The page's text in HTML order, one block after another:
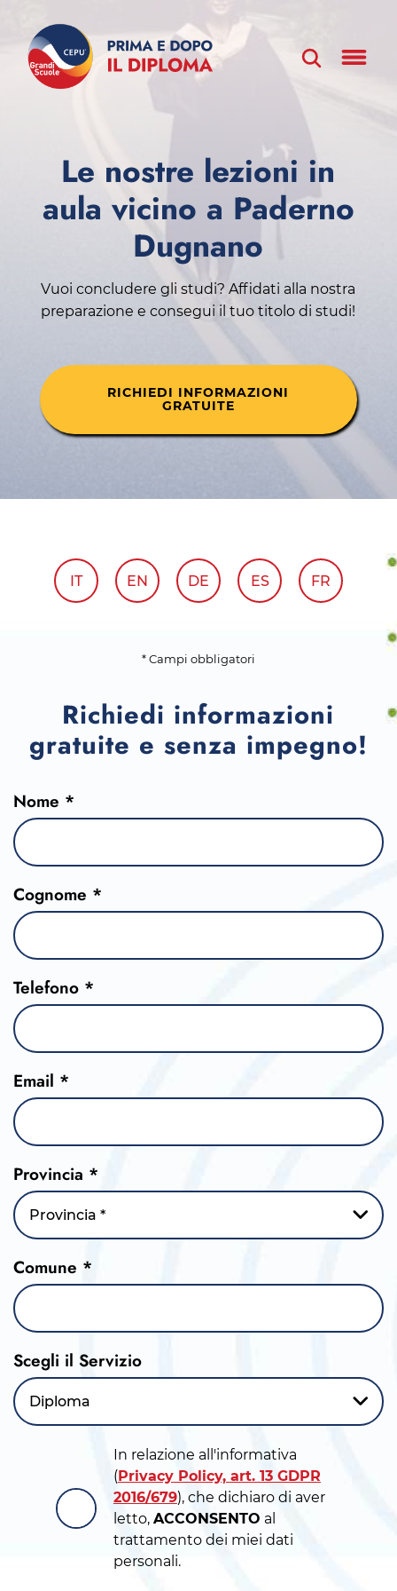
Le nostre lezioni in
aula vicino a Paderno
Dugnano
Vuoi concludere gli studi? Affidati alla nostra
preparazione e consegui il tuo titolo di studi!
RICHIEDI INFORMAZIONI
GRATUITE
IT EN DE ES FR
* Campi obbligatori
Richiedi informazioni
gratuite e senza impegno!
Nome *
Cognome *
Telefono *
Email *
Provincia *
Provincia *
Comune *
Scegli il Servizio
Diploma
In relazione all'informativa
(Privacy Policy, art. 13 GDPR
2016/679), che dichiaro di aver
letto, ACCONSENTO al
trattamento dei miei dati
personali.